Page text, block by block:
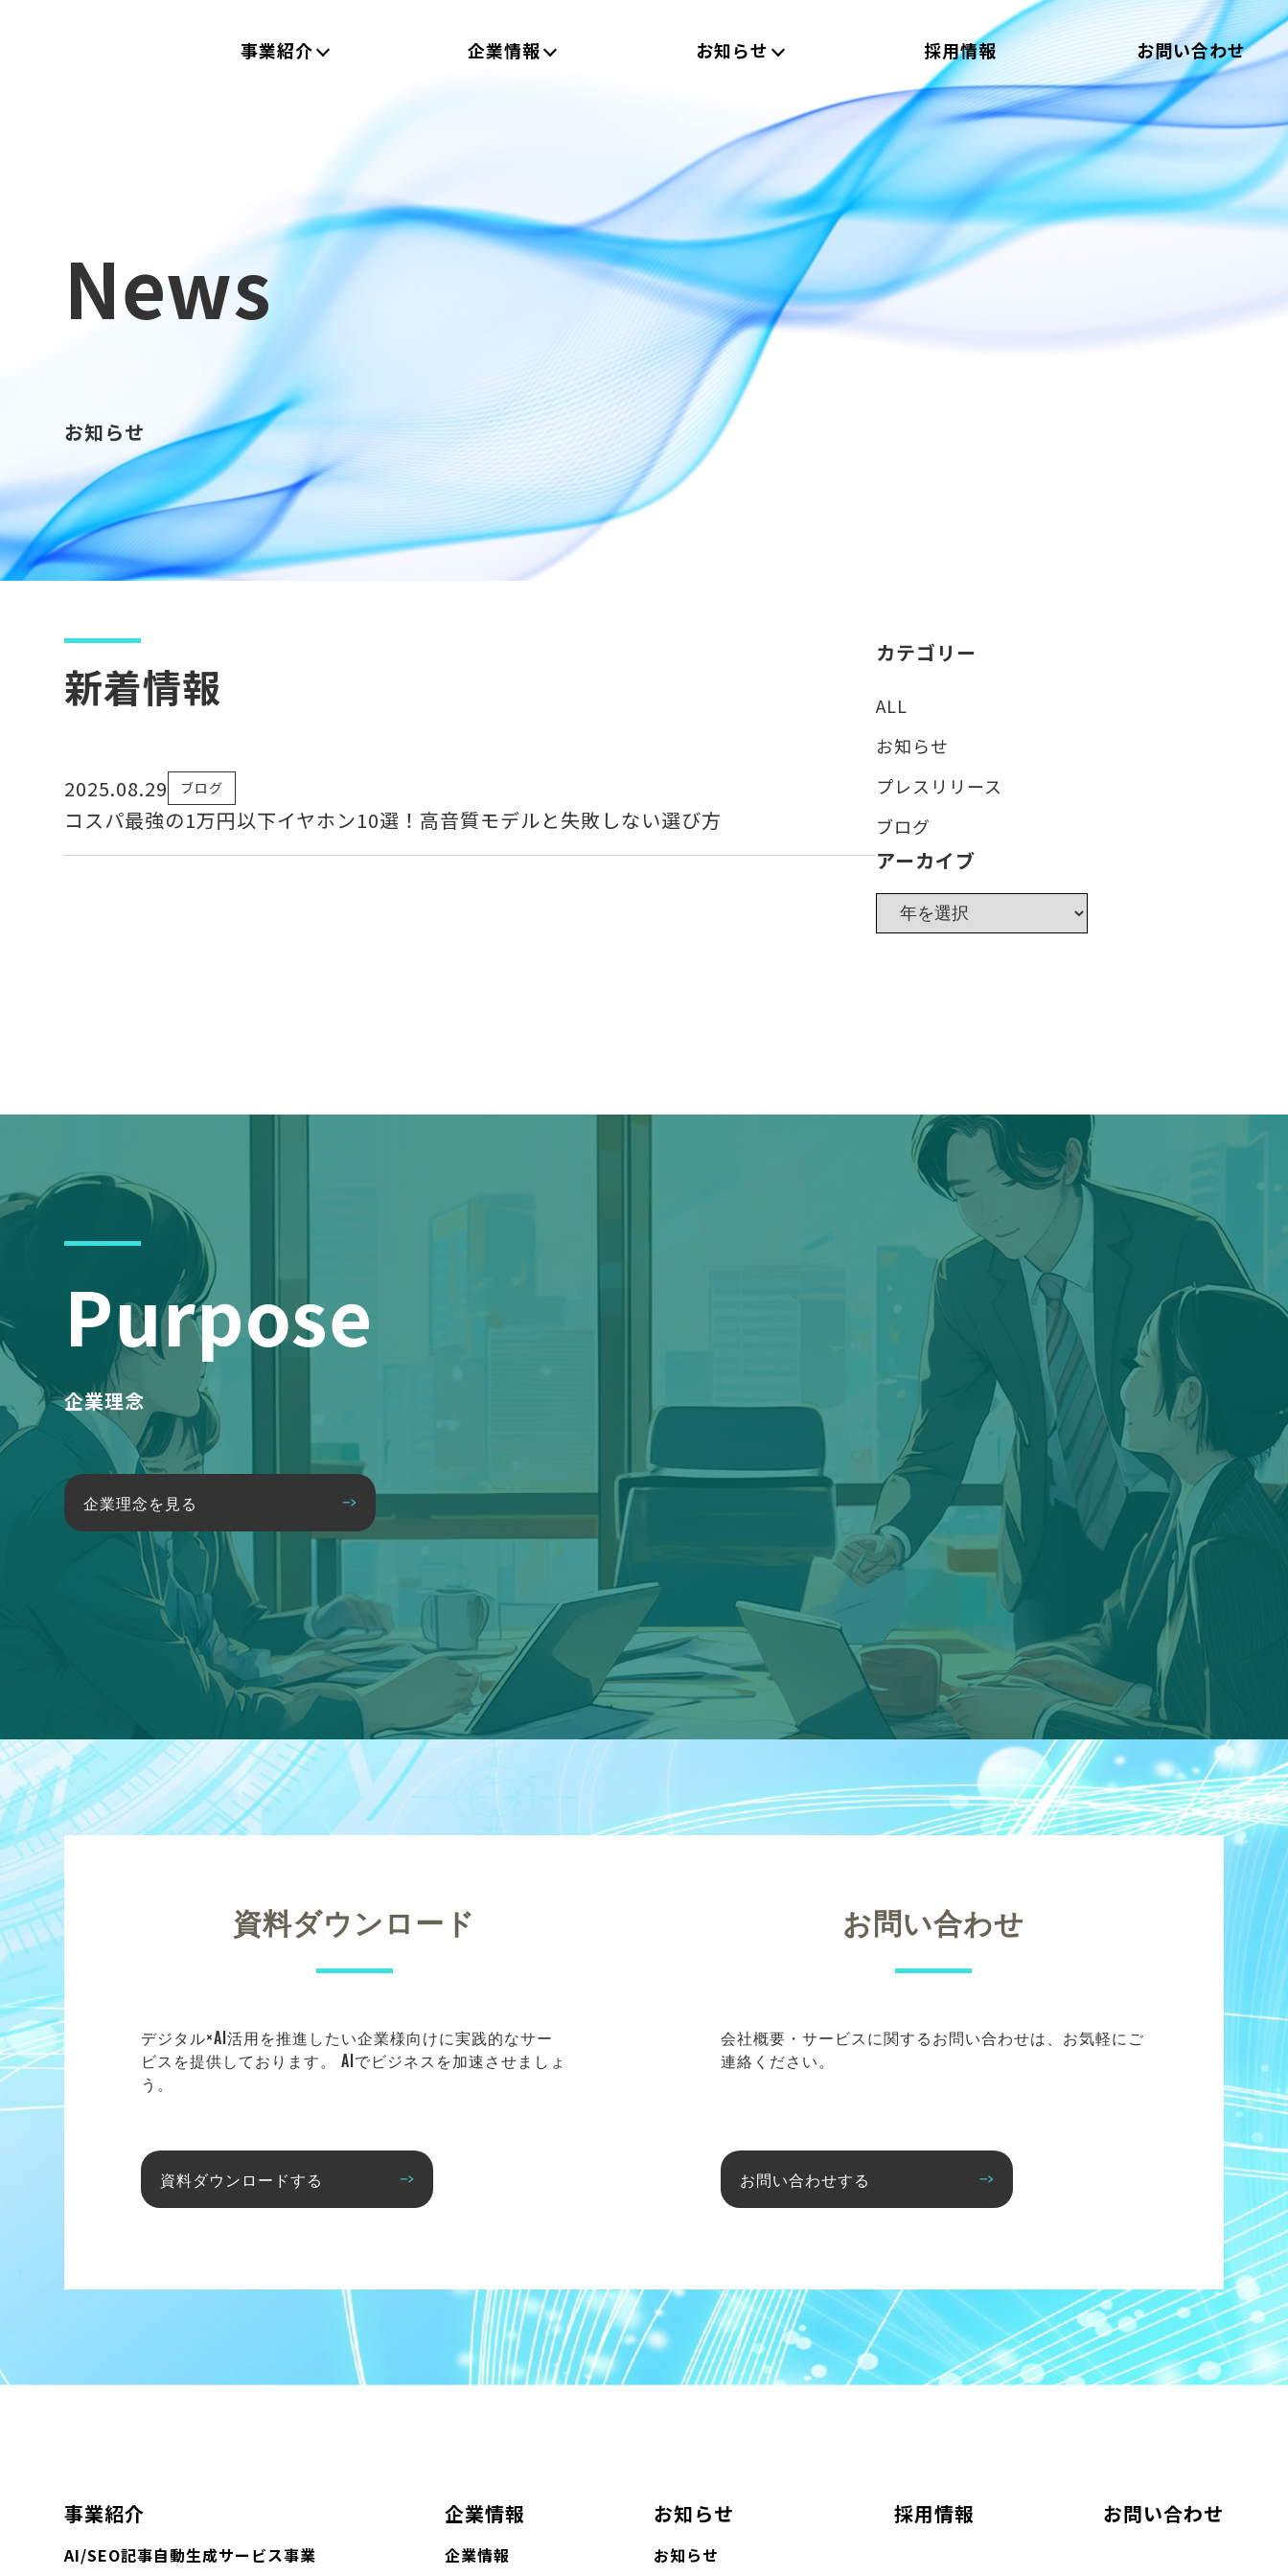
事業紹介 企業情報 お知らせ 採用情報 お問い合わせ
News
お知らせ
新着情報
2025.08.29 ブログ
コスパ最強の1万円以下イヤホン10選！高音質モデルと失敗しない選び方
カテゴリー
ALL
お知らせ
プレスリリース
ブログ
アーカイブ
Purpose
企業理念
企業理念を見る
資料ダウンロード
デジタル×AI活用を推進したい企業様向けに実践的なサー
ビスを提供しております。 AIでビジネスを加速させましょ
う。
資料ダウンロードする
お問い合わせ
会社概要・サービスに関するお問い合わせは、お気軽にご
連絡ください。
お問い合わせする
事業紹介
AI/SEO記事自動生成サービス事業
企業情報
企業情報
お知らせ
お知らせ
採用情報 お問い合わせ